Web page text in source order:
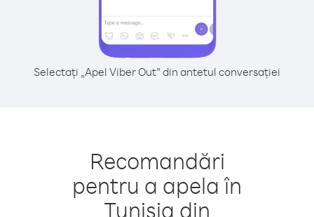
Selectați „Apel Viber Out” din antetul conversației
Recomandări
pentru a apela în
Tunisia din